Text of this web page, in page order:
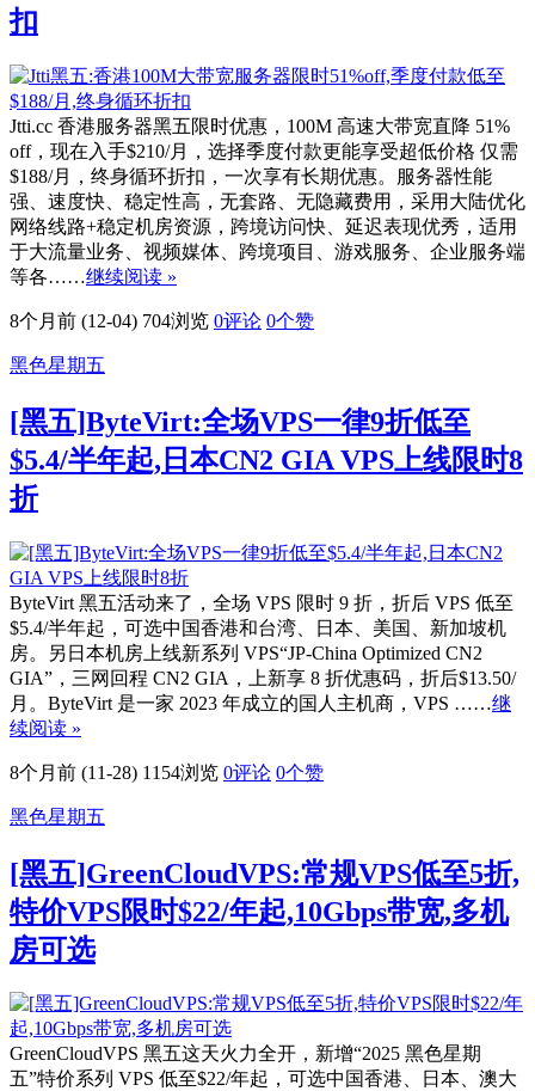
扣
Jtti.cc 香港服务器黑五限时优惠，100M 高速大带宽直降 51%
off，现在入手$210/月，选择季度付款更能享受超低价格 仅需
$188/月，终身循环折扣，一次享有长期优惠。服务器性能
强、速度快、稳定性高，无套路、无隐藏费用，采用大陆优化
网络线路+稳定机房资源，跨境访问快、延迟表现优秀，适用
于大流量业务、视频媒体、跨境项目、游戏服务、企业服务端
等各……继续阅读 »
8个月前 (12-04) 704浏览 0评论 0个赞
黑色星期五
[黑五]ByteVirt:全场VPS一律9折低至
$5.4/半年起,日本CN2 GIA VPS上线限时8
折
ByteVirt 黑五活动来了，全场 VPS 限时 9 折，折后 VPS 低至
$5.4/半年起，可选中国香港和台湾、日本、美国、新加坡机
房。另日本机房上线新系列 VPS“JP-China Optimized CN2
GIA”，三网回程 CN2 GIA，上新享 8 折优惠码，折后$13.50/
月。ByteVirt 是一家 2023 年成立的国人主机商，VPS ……继
续阅读 »
8个月前 (11-28) 1154浏览 0评论 0个赞
黑色星期五
[黑五]GreenCloudVPS:常规VPS低至5折,
特价VPS限时$22/年起,10Gbps带宽,多机
房可选
GreenCloudVPS 黑五这天火力全开，新增“2025 黑色星期
五”特价系列 VPS 低至$22/年起，可选中国香港、日本、澳大